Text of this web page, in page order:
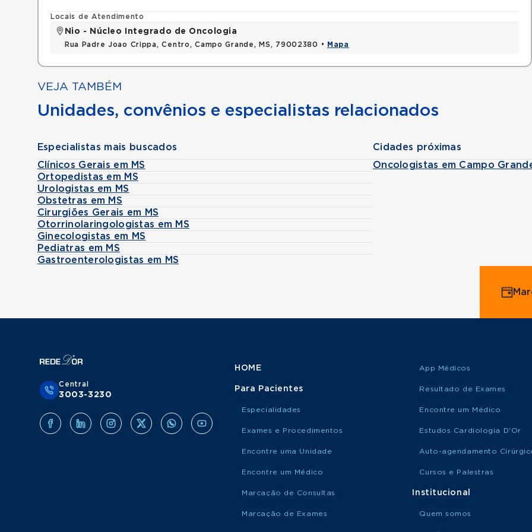
Locais de Atendimento
Nio - Núcleo Integrado de Oncologia
Rua Padre Joao Crippa, Centro, Campo Grande, MS, 79002380 • Mapa
VEJA TAMBÉM
Unidades, convênios e especialistas relacionados
Especialistas mais buscados
Clínicos Gerais em MS
Ortopedistas em MS
Urologistas em MS
Obstetras em MS
Cirurgiões Gerais em MS
Otorrinolaringologistas em MS
Ginecologistas em MS
Pediatras em MS
Gastroenterologistas em MS
Cidades próximas
Oncologistas em Campo
Central
3003-3230
HOME
Para Pacientes
Especialidades
Exames e Procedimentos
Encontre uma Unidade
Encontre um Médico
Marcação de Consultas
Marcação de Exames
App Médicos
Resultado de Exames
Encontre um Médico
Estudos Cardiologia D'Or
Auto-agendamento
Cursos e Palestras
Institucional
Quem somos